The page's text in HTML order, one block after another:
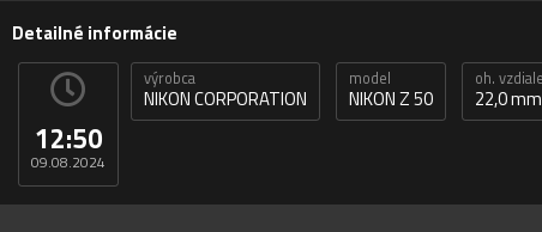
Detailné informácie
12:50
09.08.2024
výrobca
NIKON CORPORATION
model
NIKON Z 50
oh.
22,0 mm